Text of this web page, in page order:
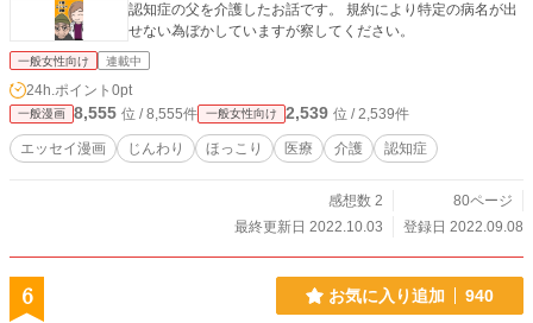
認知症の父を介護したお話です。 規約により特定の病名が出
せない為ぼかしていますが察してください。
一般女性向け 連載中
24h.ポイント 0pt
一般漫画 8,555 位 / 8,555件 一般女性向け 2,539 位 / 2,539件
エッセイ漫画 じんわり ほっこり 医療 介護 認知症
感想数 2
80ページ
最終更新日 2022.10.03
登録日 2022.09.08
6 お気に入り追加 940